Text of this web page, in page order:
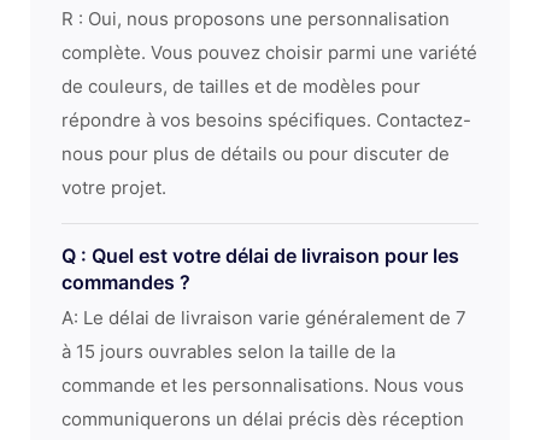
R : Oui, nous proposons une personnalisation
complète. Vous pouvez choisir parmi une variété
de couleurs, de tailles et de modèles pour
répondre à vos besoins spécifiques. Contactez-
nous pour plus de détails ou pour discuter de
votre projet.
Q : Quel est votre délai de livraison pour les
commandes ?
A: Le délai de livraison varie généralement de 7
à 15 jours ouvrables selon la taille de la
commande et les personnalisations. Nous vous
communiquerons un délai précis dès réception